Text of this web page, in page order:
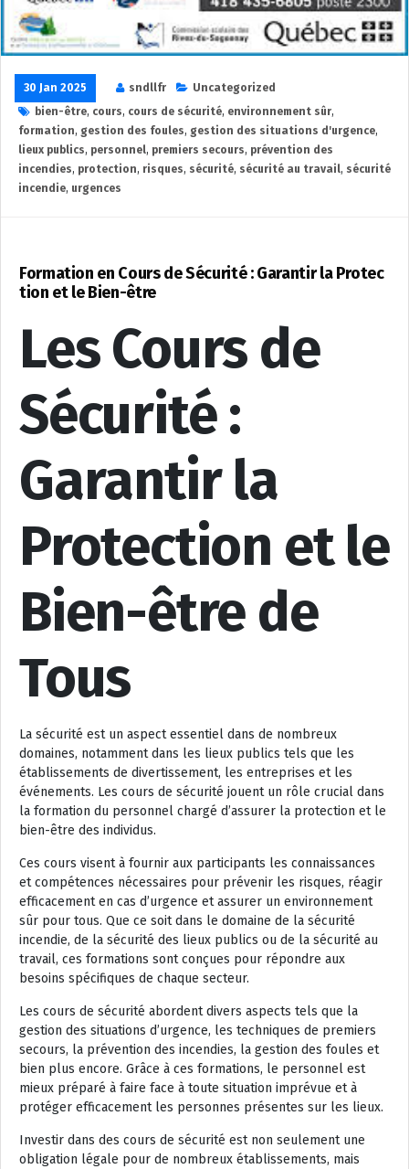
30 Jan 2025 sndllfr
Uncategorized
bien-être, cours, cours de sécurité, environnement sûr,
formation, gestion des foules, gestion des situations d'urgence,
lieux publics, personnel, premiers secours, prévention des
incendies, protection, risques, sécurité, sécurité au travail, sécurité
incendie, urgences
Formation en Cours de Sécurité : Garantir la Protec
tion et le Bien-être
Les Cours de
Sécurité :
Garantir la
Protection et le
Bien-être de
Tous
La sécurité est un aspect essentiel dans de nombreux
domaines, notamment dans les lieux publics tels que les
établissements de divertissement, les entreprises et les
événements. Les cours de sécurité jouent un rôle crucial dans
la formation du personnel chargé d’assurer la protection et le
bien-être des individus.
Ces cours visent à fournir aux participants les connaissances
et compétences nécessaires pour prévenir les risques, réagir
efficacement en cas d’urgence et assurer un environnement
sûr pour tous. Que ce soit dans le domaine de la sécurité
incendie, de la sécurité des lieux publics ou de la sécurité au
travail, ces formations sont conçues pour répondre aux
besoins spécifiques de chaque secteur.
Les cours de sécurité abordent divers aspects tels que la
gestion des situations d’urgence, les techniques de premiers
secours, la prévention des incendies, la gestion des foules et
bien plus encore. Grâce à ces formations, le personnel est
mieux préparé à faire face à toute situation imprévue et à
protéger efficacement les personnes présentes sur les lieux.
Investir dans des cours de sécurité est non seulement une
obligation légale pour de nombreux établissements, mais